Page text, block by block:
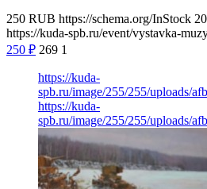
250 RUB https://schema.org/InStock
https://kuda-spb.ru/event/vystavka-
250 ₽ 269 1
https://kuda-
spb.ru/image/255/255/uploads/
https://kuda-
spb.ru/image/255/255/uploads/